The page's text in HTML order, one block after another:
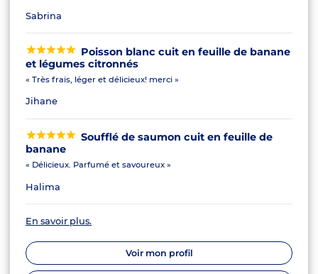
Sabrina
Poisson blanc cuit en feuille de banane
et légumes citronnés
« Très frais, léger et délicieux! merci »
Jihane
Soufflé de saumon cuit en feuille de
banane
« Délicieux. Parfumé et savoureux »
Halima
En savoir plus.
Voir mon profil